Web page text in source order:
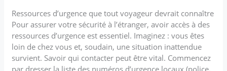
Ressources d’urgence que tout voyageur devrait connaître
Pour assurer votre sécurité à l’étranger, avoir accès à des
ressources d’urgence est essentiel. Imaginez : vous êtes
loin de chez vous et, soudain, une situation inattendue
survient. Savoir qui contacter peut être vital. Commencez
par dresser la liste des numéros d’urgence locaux (police,